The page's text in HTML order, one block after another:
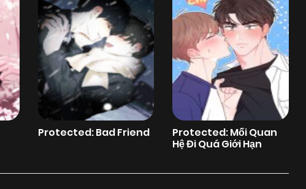
Protected: Bad Friend
Protected: Mối Quan
Hệ Đi Quá Giới Hạn